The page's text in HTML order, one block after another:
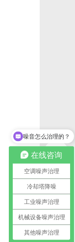
在线咨询
空调噪声治理
冷却塔降噪
工业噪声治理
机械设备噪声治理
其他噪声治理
噪音怎么治理的？